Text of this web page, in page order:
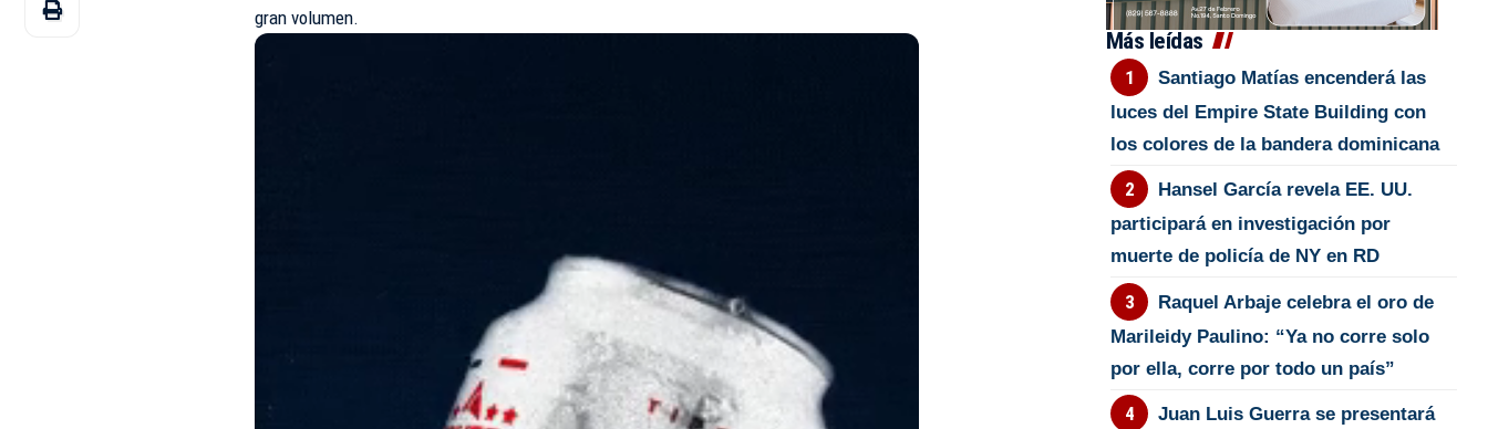
gran volumen.
Más leídas
Santiago Matías encenderá las
luces del Empire State Building con
los colores de la bandera dominicana
Hansel García revela EE. UU.
participará en investigación por
muerte de policía de NY en RD
Raquel Arbaje celebra el oro de
Marileidy Paulino: “Ya no corre solo
por ella, corre por todo un país”
Juan Luis Guerra se presentará